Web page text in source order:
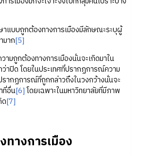
บถูกต้องทางการเมืองมีลักษณะระบุผู้
มาก[5]
กต้องทางการเมืองนั่นจะเกิดมาใน
าปิด โดยในประเทศที่ปรากฏการณ์ความ
ากฏการณ์ที่ถูกกล่าวถึงในวงกว้างนั่นจะ
ที่อื่น[6]โดยเฉพาะในมหาวิทยาลัยที่มีภาพ
[7]
ทางการเมือง